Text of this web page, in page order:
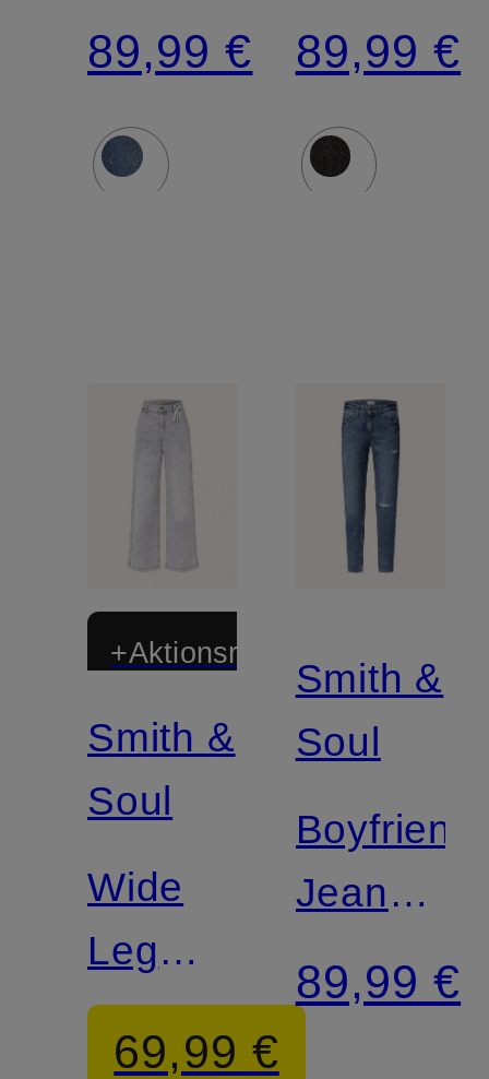
SINA
89,99 €
SINA
89,99 €
+Aktionsrabatt
Smith &
Soul
Wide
Leg
Jeans
69,99 €
Smith &
Soul
Boyfriend
Jeans
NADINE
89,99 €